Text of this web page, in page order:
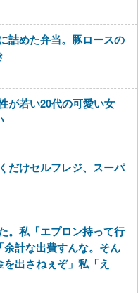
詰めた弁当。豚ロースの
が若い20代の可愛い女
だけセルフレジ、スーパ
。私「エプロン持って行
計な出費すんな。そん
出さねぇぞ」私「え